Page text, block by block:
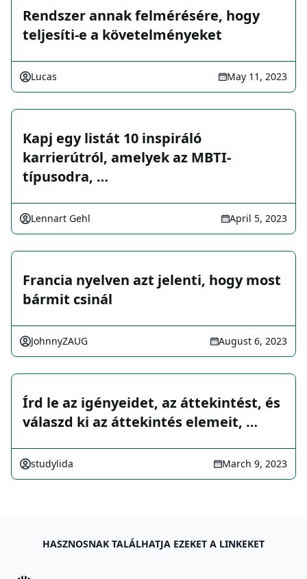
Rendszer annak felmérésére, hogy
teljesíti-e a követelményeket
Lucas May 11, 2023
Kapj egy listát 10 inspiráló
karrierútról, amelyek az MBTI-
típusodra, …
Lennart Gehl April 5, 2023
Francia nyelven azt jelenti, hogy most
bármit csinál
JohnnyZAUG August 6, 2023
Írd le az igényeidet, az áttekintést, és
válaszd ki az áttekintés elemeit, …
studylida March 9, 2023
HASZNOSNAK TALÁLHATJA EZEKET A LINKEKET